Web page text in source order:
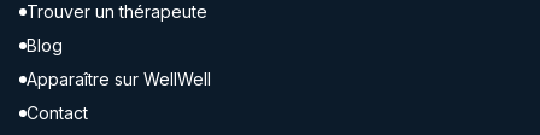
Trouver un thérapeute
Blog
Apparaître sur WellWell
Contact